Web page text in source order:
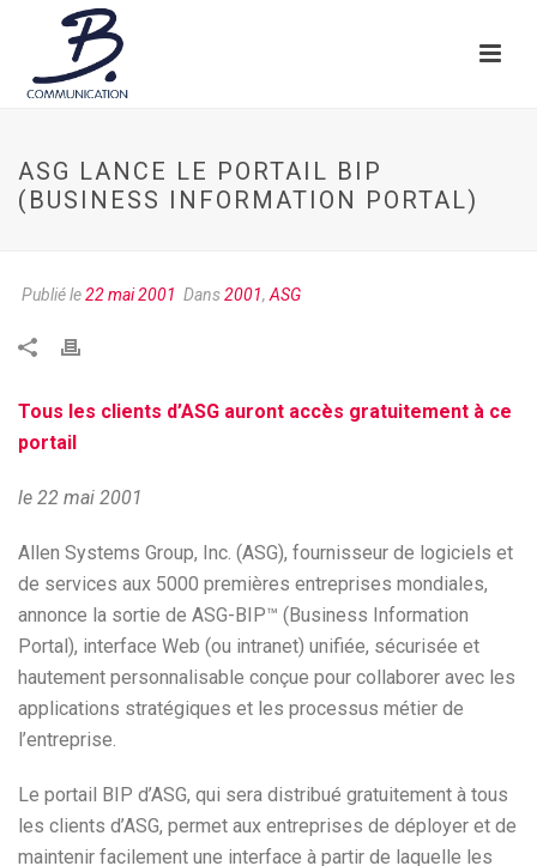
ASG LANCE LE PORTAIL BIP
(BUSINESS INFORMATION PORTAL)
Publié le22 mai 2001 Dans2001, ASG
Tous les clients d’ASG auront accès gratuitement à ce
portail
le 22 mai 2001
Allen Systems Group, Inc. (ASG), fournisseur de logiciels et
de services aux 5000 premières entreprises mondiales,
annonce la sortie de ASG-BIP™ (Business Information
Portal), interface Web (ou intranet) unifiée, sécurisée et
hautement personnalisable conçue pour collaborer avec les
applications stratégiques et les processus métier de
l’entreprise.
Le portail BIP d’ASG, qui sera distribué gratuitement à tous
les clients d’ASG, permet aux entreprises de déployer et de
maintenir facilement une interface à partir de laquelle les